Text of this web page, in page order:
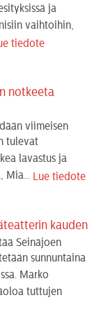
ja
vaihtoihin,
tiedote
notkeeta
viimeisen
tulevat
lavastus ja
Mia... Lue tiedote
kauden
Seinäjoen
sunnuntaina
Marko
tuttujen